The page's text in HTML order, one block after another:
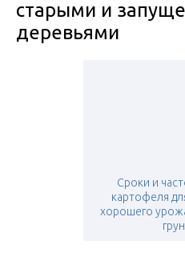
старыми и
деревьями
Сроки и
картофеля
хорошего